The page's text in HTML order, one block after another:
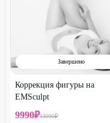
Завершено
Коррекция фигуры на
EMSculpt
9990₽19990₽